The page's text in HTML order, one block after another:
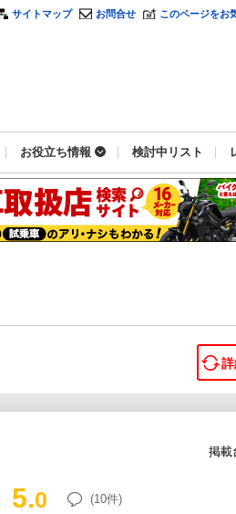
サイトマップ お問合せ このページをお
お役立ち情報 検討中リスト
掲載
5.0 (10件)